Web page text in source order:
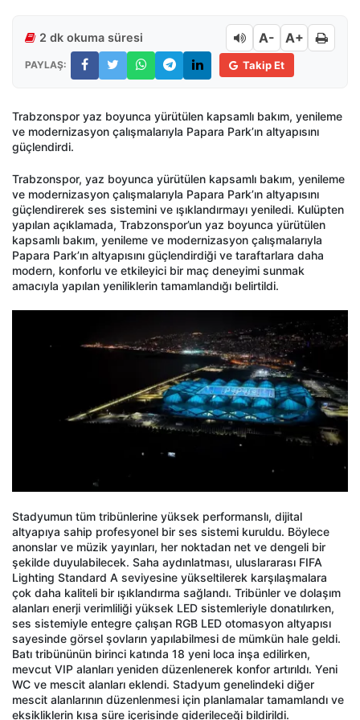
2 dk okuma süresi A- A+
PAYLAŞ: Takip Et
Trabzonspor yaz boyunca yürütülen kapsamlı bakım, yenileme
ve modernizasyon çalışmalarıyla Papara Park’ın altyapısını
güçlendirdi.
Trabzonspor, yaz boyunca yürütülen kapsamlı bakım, yenileme
ve modernizasyon çalışmalarıyla Papara Park’ın altyapısını
güçlendirerek ses sistemini ve ışıklandırmayı yeniledi. Kulüpten
yapılan açıklamada, Trabzonspor’un yaz boyunca yürütülen
kapsamlı bakım, yenileme ve modernizasyon çalışmalarıyla
Papara Park’ın altyapısını güçlendirdiği ve taraftarlara daha
modern, konforlu ve etkileyici bir maç deneyimi sunmak
amacıyla yapılan yeniliklerin tamamlandığı belirtildi.
Stadyumun tüm tribünlerine yüksek performanslı, dijital
altyapıya sahip profesyonel bir ses sistemi kuruldu. Böylece
anonslar ve müzik yayınları, her noktadan net ve dengeli bir
şekilde duyulabilecek. Saha aydınlatması, uluslararası FIFA
Lighting Standard A seviyesine yükseltilerek karşılaşmalara
çok daha kaliteli bir ışıklandırma sağlandı. Tribünler ve dolaşım
alanları enerji verimliliği yüksek LED sistemleriyle donatılırken,
ses sistemiyle entegre çalışan RGB LED otomasyon altyapısı
sayesinde görsel şovların yapılabilmesi de mümkün hale geldi.
Batı tribününün birinci katında 18 yeni loca inşa edilirken,
mevcut VIP alanları yeniden düzenlenerek konfor artırıldı. Yeni
WC ve mescit alanları eklendi. Stadyum genelindeki diğer
mescit alanlarının düzenlenmesi için planlamalar tamamlandı ve
eksikliklerin kısa süre içerisinde giderileceği bildirildi.